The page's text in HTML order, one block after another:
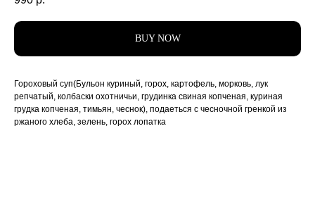
BUY NOW
Гороховый суп(Бульон куриный, горох, картофель, морковь, лук
репчатый, колбаски охотничьи, грудинка свиная копченая, куриная
грудка копченая, тимьян, чеснок), подаеться с чесночной гренкой из
ржаного хлеба, зелень, горох лопатка